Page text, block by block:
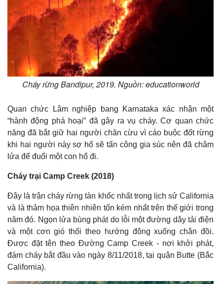
Cuộc sống đó đây
Hồ sơ
Ảnh
E-Magazine
Infographic
Cháy rừng Bandipur, 2019. Nguồn: educationworld
Quan chức Lâm nghiệp bang Karnataka xác nhận một
“hành động phá hoại” đã gây ra vụ cháy. Cơ quan chức
năng đã bắt giữ hai người chăn cừu vì cáo buộc đốt rừng
khi hai người này sợ hổ sẽ tấn công gia súc nên đã châm
lửa để đuổi một con hổ đi.
Cháy trại Camp Creek (2018)
Đây là trận cháy rừng tàn khốc nhất trong lịch sử California
và là thảm họa thiên nhiên tốn kém nhất trên thế giới trong
năm đó. Ngọn lửa bùng phát do lỗi một đường dây tải điện
và một cơn gió thổi theo hướng đông xuống chân đồi.
Được đặt tên theo Đường Camp Creek - nơi khởi phát,
đám cháy bắt đầu vào ngày 8/11/2018, tại quận Butte (Bắc
California).